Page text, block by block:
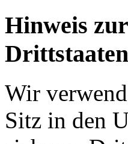
Hinweis
Drittstaaten
Wir
Sitz in den